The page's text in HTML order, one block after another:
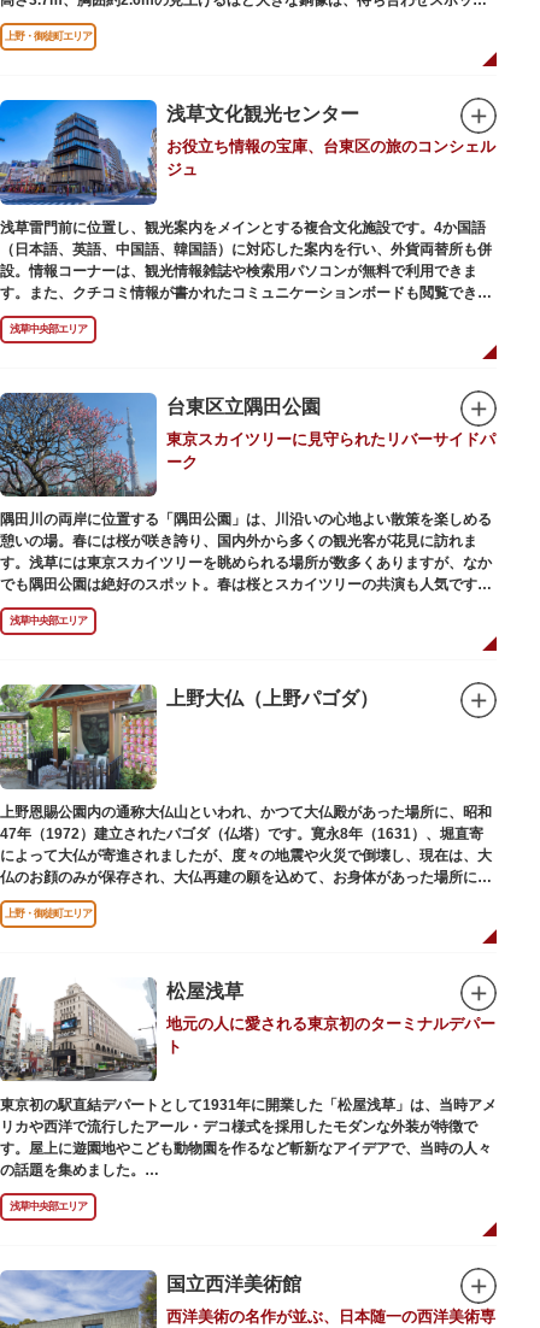
やフォトスポットとして親しまれています。彫刻家、高村光雲によって作ら
れた像は、愛犬のツンと一緒にうさぎ狩りに出かけているところだそう。
上野公園にお立ち寄りの際は、ぜひ「上野の西郷さん」と写真撮影を楽しん
上野・御徒町エリア
浅草文化観光センター
お役立ち情報の宝庫、台東区の旅のコンシェル
ジュ
浅草雷門前に位置し、観光案内をメインとする複合文化施設です。4か国語
（日本語、英語、中国語、韓国語）に対応した案内を行い、外貨両替所も併
設。情報コーナーは、観光情報雑誌や検索用パソコンが無料で利用できま
す。また、クチコミ情報が書かれたコミュニケーションボードも閲覧できる
ので、とっておきの旅のヒントを得られるかも。多目的スペースでは、映像
を活用し台東区のみどころやイベント、歴史、文化を紹介。通常、イスが配
仲見世や、隅田川や東京スカイツリーも一望できるビュースポットとなって
います。
浅草の街並みに溶け込む平屋を重ねたようなおしゃれな外観は、日本を代表
する建築家・隈研吾氏によるデザイン。木の温もりあふれる空間は、初めて
日本を訪れる海外ツーリストにも優しい印象を与えています。
浅草中央部エリア
台東区立隅田公園
東京スカイツリーに見守られたリバーサイドパ
ーク
隅田川の両岸に位置する「隅田公園」は、川沿いの心地よい散策を楽しめる
憩いの場。春には桜が咲き誇り、国内外から多くの観光客が花見に訪れま
す。浅草には東京スカイツリーを眺められる場所が数多くありますが、なか
でも隅田公園は絶好のスポット。春は桜とスカイツリーの共演も人気です。
川沿いにある「隅田公園オープンカフェ」は、店舗の一部を屋外にした開放
的なカフェ・レストラン。綺麗な景色を眺めながら、コーヒー片手にのんび
りと過ごしても良いですね。また、クジラの滑り台が目印の「遊具広場」は
身体を動かせます。
隅田川橋梁に設置された全長約160mの「すみだリバーウォーク」は、東京
スカイツリーまでの最短距離ルートのひとつ。歩道橋の途中にあるガラス床
から隅田川を見下ろしたり、すぐ横を走る電車の迫力を楽しんだり、隅田川
散策にいかがでしょうか。
浅草中央部エリア
上野大仏（上野パゴダ）
上野恩賜公園内の通称大仏山といわれ、かつて大仏殿があった場所に、昭和
47年（1972）建立されたパゴダ（仏塔）です。寛永8年（1631）、堀直寄
によって大仏が寄進されましたが、度々の地震や火災で倒壊し、現在は、大
仏のお顔のみが保存され、大仏再建の願を込めて、お身体があった場所にパ
ゴダが建てられました。
上野・御徒町エリア
松屋浅草
地元の人に愛される東京初のターミナルデパー
ト
東京初の駅直結デパートとして1931年に開業した「松屋浅草」は、当時アメ
リカや西洋で流行したアール・デコ様式を採用したモダンな外装が特徴で
す。屋上に遊園地やこども動物園を作るなど斬新なアイデアで、当時の人々
の話題を集めました。
現在は、B1階から地上3階までが松屋浅草の売り場。2012年のリニューアル
で建設当時のシンボル・大時計も復活し、昭和の面影を残す百貨店は今でも
人々に親しまれています。地上1階は 浅草らしい下町銘菓をはじめ、全国か
なので、お土産購入にも便利です。
浅草中央部エリア
国立西洋美術館
西洋美術の名作が並ぶ、日本随一の西洋美術専